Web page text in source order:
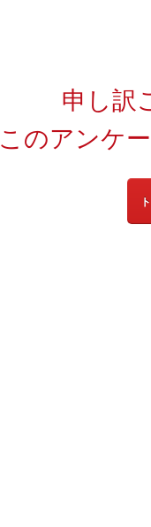
申し訳
このアンケ